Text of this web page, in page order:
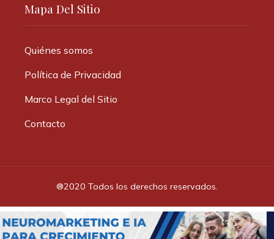
Mapa Del Sitio
Quiénes somos
Política de Privacidad
Marco Legal del Sitio
Contacto
®2020 Todos los derechos reservados.